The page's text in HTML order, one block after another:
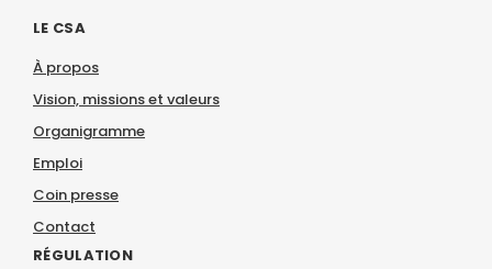
LE CSA
À propos
Vision, missions et valeurs
Organigramme
Emploi
Coin presse
Contact
RÉGULATION